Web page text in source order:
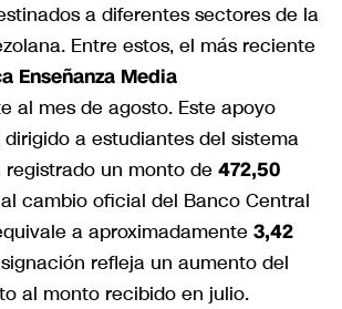
a diferentes sectores de la
Entre estos, el más reciente
Enseñanza Media
al mes de agosto. Este apoyo
a estudiantes del sistema
registrado un monto de 472,50
cambio oficial del Banco Central
a aproximadamente 3,42
refleja un aumento del
al monto recibido en julio.